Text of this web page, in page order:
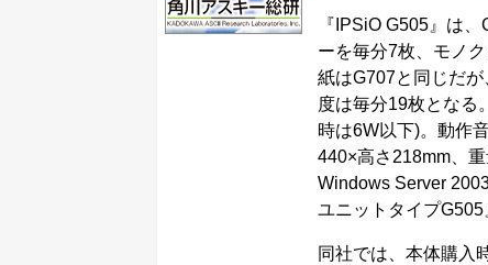
『IPSiO G505』は
ーを毎分7枚、モノ
紙はG707と同じだ
度は毎分19枚となる
時は6W以下)。動作
440×高さ218mm、
Windows Server
ユニットタイプG505
同社では、本体購入